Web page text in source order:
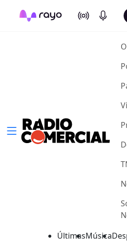
On Air Podcasts
ÚltimasMúsica